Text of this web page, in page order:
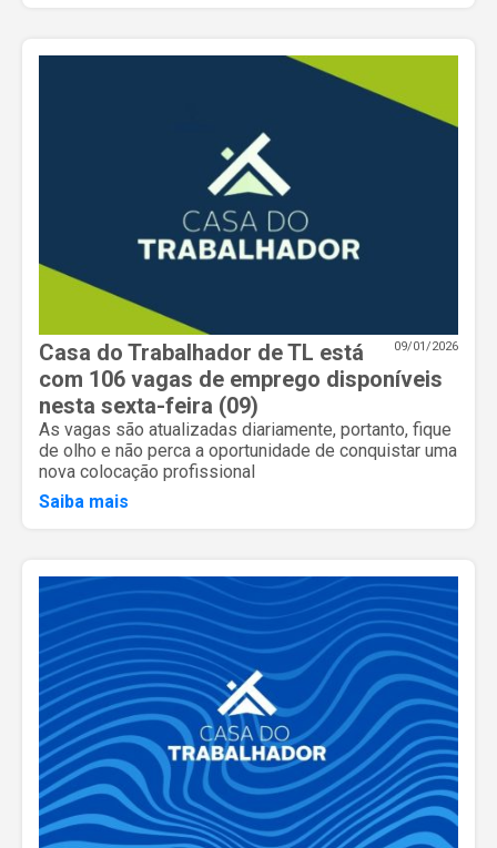
09/01/2026
Casa do Trabalhador de TL está
com 106 vagas de emprego disponíveis
nesta sexta-feira (09)
As vagas são atualizadas diariamente, portanto, fique
de olho e não perca a oportunidade de conquistar uma
nova colocação profissional
Saiba mais